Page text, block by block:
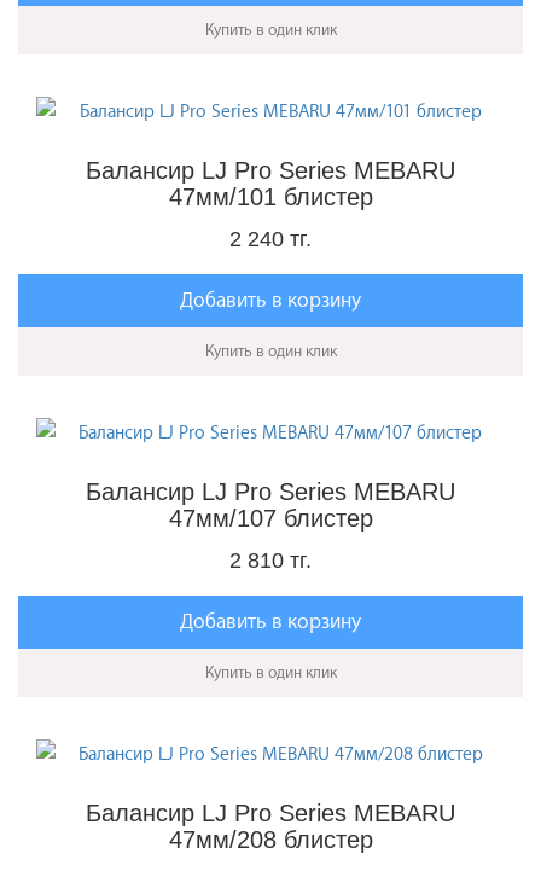
Купить в один клик
Балансир LJ Pro Series MEBARU
47мм/101 блистер
2 240 тг.
Добавить в корзину
Купить в один клик
Балансир LJ Pro Series MEBARU
47мм/107 блистер
2 810 тг.
Добавить в корзину
Купить в один клик
Балансир LJ Pro Series MEBARU
47мм/208 блистер